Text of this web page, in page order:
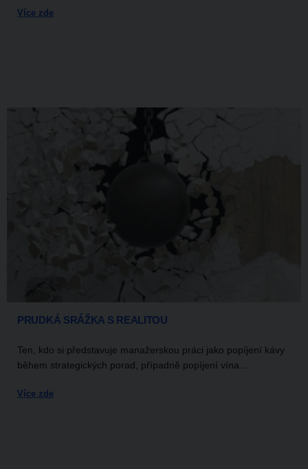
Více zde
PRUDKÁ SRÁŽKA S REALITOU
Ten, kdo si představuje manažerskou práci jako popíjení kávy
během strategických porad, případně popíjení vína...
Více zde